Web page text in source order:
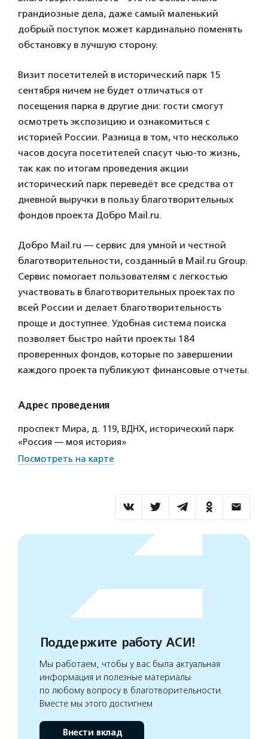
грандиозные дела, даже самый маленький
добрый поступок может кардинально поменять
обстановку в лучшую сторону.
Визит посетителей в исторический парк 15
сентября ничем не будет отличаться от
посещения парка в другие дни: гости смогут
осмотреть экспозицию и ознакомиться с
историей России. Разница в том, что несколько
часов досуга посетителей спасут чью-то жизнь,
так как по итогам проведения акции
исторический парк переведёт все средства от
дневной выручки в пользу благотворительных
фондов проекта Добро Mail.ru.
Добро Mail.ru — сервис для умной и честной
благотворительности, созданный в Mail.ru Group.
Сервис помогает пользователям с легкостью
участвовать в благотворительных проектах по
всей России и делает благотворительность
проще и доступнее. Удобная система поиска
позволяет быстро найти проекты 184
проверенных фондов, которые по завершении
каждого проекта публикуют финансовые отчеты.
Адрес проведения
проспект Мира, д. 119, ВДНХ, исторический парк
«Россия — моя история»
Посмотреть на карте
Поддержите работу АСИ!
Мы работаем, чтобы у вас была актуальная
информация и полезные материалы
по любому вопросу в благотворительности.
Вместе мы этого достигнем
Внести вклад